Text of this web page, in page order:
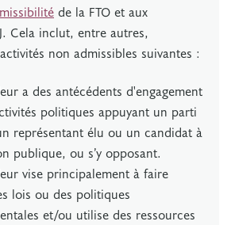
de la FTO et aux
Cela inclut, entre autres,
non admissibles suivantes :
a des antécédents d'engagement
politiques appuyant un parti
représentant élu ou un candidat à
publique, ou s’y opposant.
vise principalement à faire
lois ou des politiques
et/ou utilise des ressources